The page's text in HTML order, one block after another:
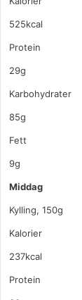
525kcal
Protein
29g
Karbohydrater
85g
Fett
9g
Middag
Kylling, 150g
Kalorier
237kcal
Protein